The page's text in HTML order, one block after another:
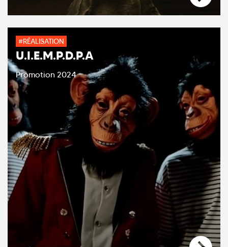
#RÉALISATION
U.I.E.M.P.D.P.A
Promotion 2024